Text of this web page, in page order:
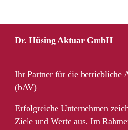
Dr. Hüsing Aktuar GmbH
Ihr Partner für die betriebliche
(bAV)
Erfolgreiche Unternehmen
Ziele und Werte aus. Im